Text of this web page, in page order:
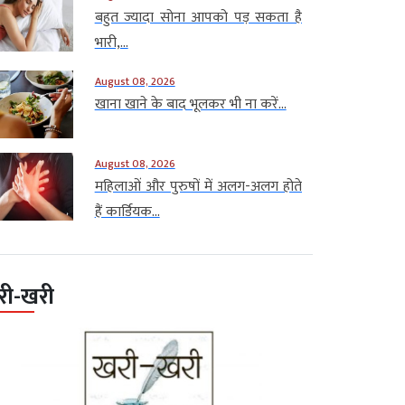
बहुत ज्यादा सोना आपको पड़ सकता है
भारी,...
August 08, 2026
खाना खाने के बाद भूलकर भी ना करें...
August 08, 2026
महिलाओं और पुरुषों में अलग-अलग होते
हैं कार्डियक...
खरी